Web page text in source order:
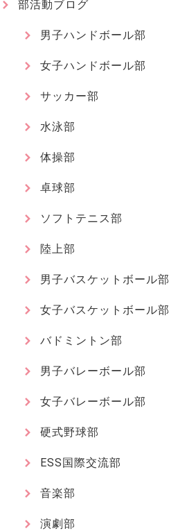
部活動ブログ
男子ハンドボール部
女子ハンドボール部
サッカー部
水泳部
体操部
卓球部
ソフトテニス部
陸上部
男子バスケットボール部
女子バスケットボール部
バドミントン部
男子バレーボール部
女子バレーボール部
硬式野球部
ESS国際交流部
音楽部
演劇部